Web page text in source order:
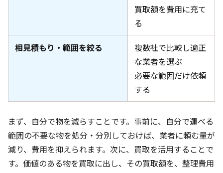
買取額を費用に充て
る
相見積もり・範囲を絞る
複数社で比較し適正
な業者を選ぶ
必要な範囲だけ依頼
する
まず、自分で物を減らすことです。事前に、自分で運べる
範囲の不要な物を処分・分別しておけば、業者に頼む量が
減り、費用を抑えられます。次に、買取を活用することで
す。価値のある物を買取に出し、その買取額を、整理費用